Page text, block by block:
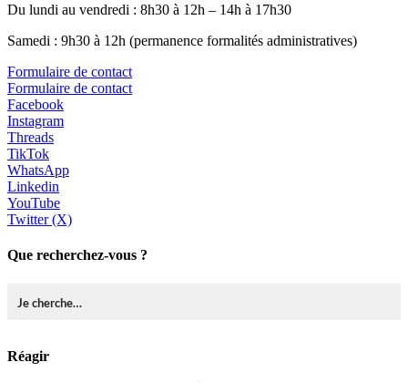
Du lundi au vendredi : 8h30 à 12h – 14h à 17h30
Samedi : 9h30 à 12h (permanence formalités administratives)
Formulaire de contact
Formulaire de contact
Facebook
Instagram
Threads
TikTok
WhatsApp
Linkedin
YouTube
Twitter (X)
Que recherchez-vous ?
Réagir